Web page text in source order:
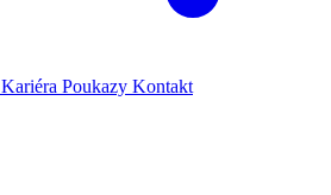
Kariéra Poukazy Kontakt